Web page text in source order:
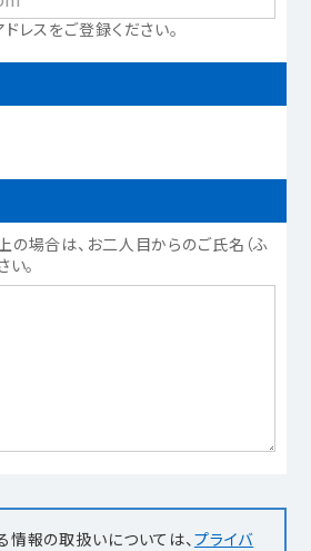
レスをご登録ください。
場合は、お⼆⼈⽬からのご⽒名（ふ
。
情報の取扱いについては、プライバ